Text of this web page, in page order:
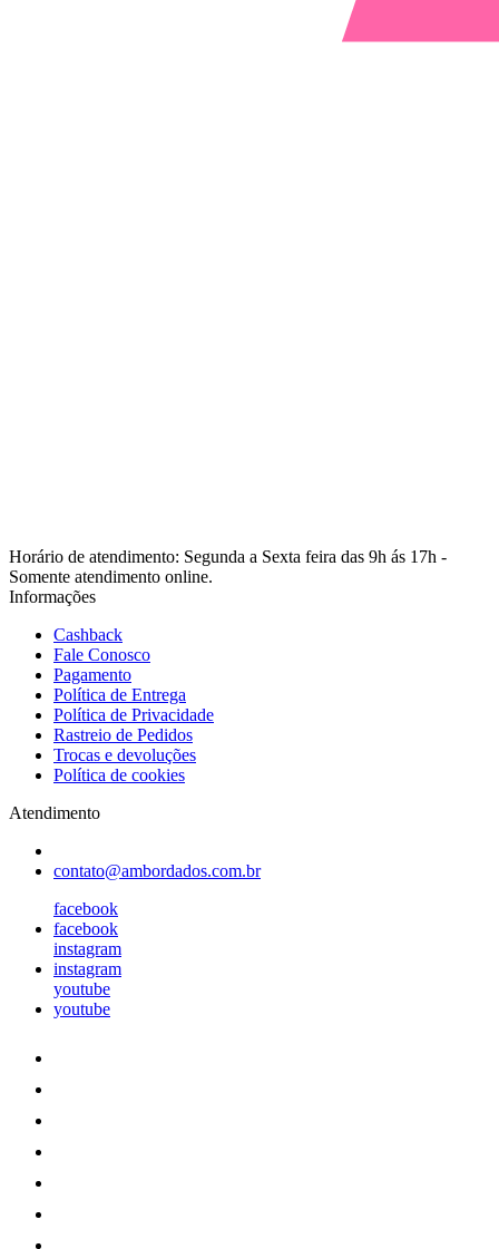
Horário de atendimento: Segunda a Sexta feira das 9h ás 17h -
Somente atendimento online.
Informações
Cashback
Fale Conosco
Pagamento
Política de Entrega
Política de Privacidade
Rastreio de Pedidos
Trocas e devoluções
Política de cookies
Atendimento
contato@ambordados.com.br
facebook
facebook
instagram
instagram
youtube
youtube